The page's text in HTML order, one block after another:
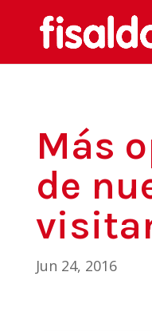
Más
de
Jun 24, 2016